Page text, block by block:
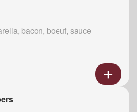
bacon, boeuf, sauce